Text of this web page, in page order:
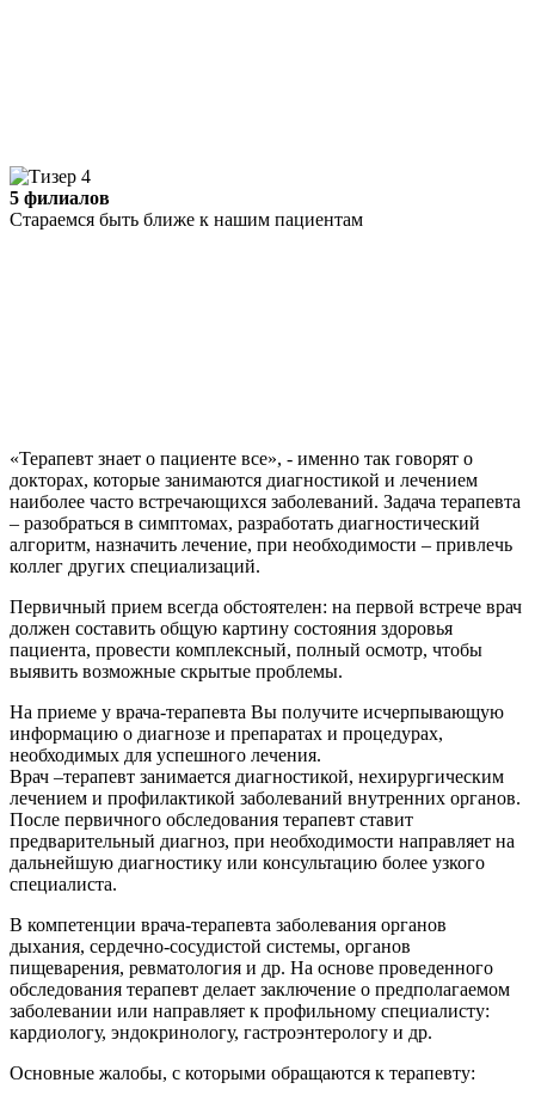
5 филиалов
Стараемся быть ближе к нашим пациентам
«Терапевт знает о пациенте все», - именно так говорят о
докторах, которые занимаются диагностикой и лечением
наиболее часто встречающихся заболеваний. Задача терапевта
– разобраться в симптомах, разработать диагностический
алгоритм, назначить лечение, при необходимости – привлечь
коллег других специализаций.
Первичный прием всегда обстоятелен: на первой встрече врач
должен составить общую картину состояния здоровья
пациента, провести комплексный, полный осмотр, чтобы
выявить возможные скрытые проблемы.
На приеме у врача-терапевта Вы получите исчерпывающую
информацию о диагнозе и препаратах и процедурах,
необходимых для успешного лечения.
Врач –терапевт занимается диагностикой, нехирургическим
лечением и профилактикой заболеваний внутренних органов.
После первичного обследования терапевт ставит
предварительный диагноз, при необходимости направляет на
дальнейшую диагностику или консультацию более узкого
специалиста.
В компетенции врача-терапевта заболевания органов
дыхания, сердечно-сосудистой системы, органов
пищеварения, ревматология и др. На основе проведенного
обследования терапевт делает заключение о предполагаемом
заболевании или направляет к профильному специалисту:
кардиологу, эндокринологу, гастроэнтерологу и др.
Основные жалобы, с которыми обращаются к терапевту: